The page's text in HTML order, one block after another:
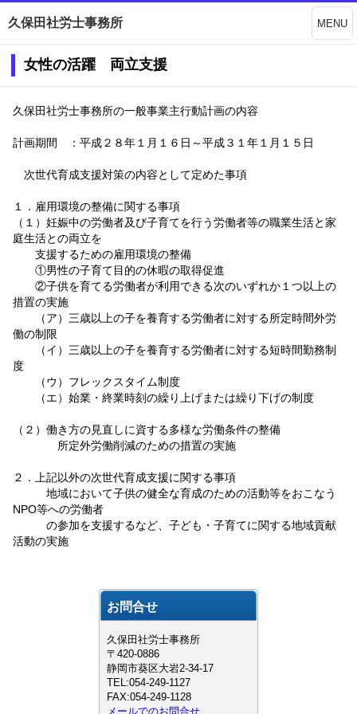
久保田社労士事務所 MENU
女性の活躍 両立支援
久保田社労士事務所の一般事業主行動計画の内容
計画期間 ：平成２８年１月１６日～平成３１年１月１５日
次世代育成支援対策の内容として定めた事項
１．雇用環境の整備に関する事項
（１）妊娠中の労働者及び子育てを行う労働者等の職業生活と家
庭生活との両立を
支援するための雇用環境の整備
①男性の子育て目的の休暇の取得促進
②子供を育てる労働者が利用できる次のいずれか１つ以上の
措置の実施
（ア）三歳以上の子を養育する労働者に対する所定時間外労
働の制限
（イ）三歳以上の子を養育する労働者に対する短時間勤務制
度
（ウ）フレックスタイム制度
（エ）始業・終業時刻の繰り上げまたは繰り下げの制度
（２）働き方の見直しに資する多様な労働条件の整備
所定外労働削減のための措置の実施
２．上記以外の次世代育成支援に関する事項
地域において子供の健全な育成のための活動等をおこなう
NPO等への労働者
の参加を支援するなど、子ども・子育てに関する地域貢献
活動の実施
お問合せ
久保田社労士事務所
〒420-0886
静岡市葵区大岩2-34-17
TEL:054-249-1127
FAX:054-249-1128
メールでのお問合せ